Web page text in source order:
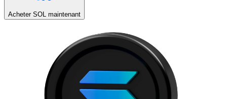
Acheter SOL maintenant